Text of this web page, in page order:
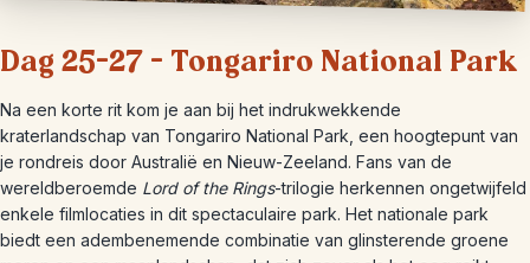
Dag 25-27 – Tongariro National Park
Na een korte rit kom je aan bij het indrukwekkende
kraterlandschap van Tongariro National Park, een hoogtepunt van
je rondreis door Australië en Nieuw-Zeeland. Fans van de
wereldberoemde Lord of the Rings-trilogie herkennen ongetwijfeld
enkele filmlocaties in dit spectaculaire park. Het nationale park
biedt een adembenemende combinatie van glinsterende groene